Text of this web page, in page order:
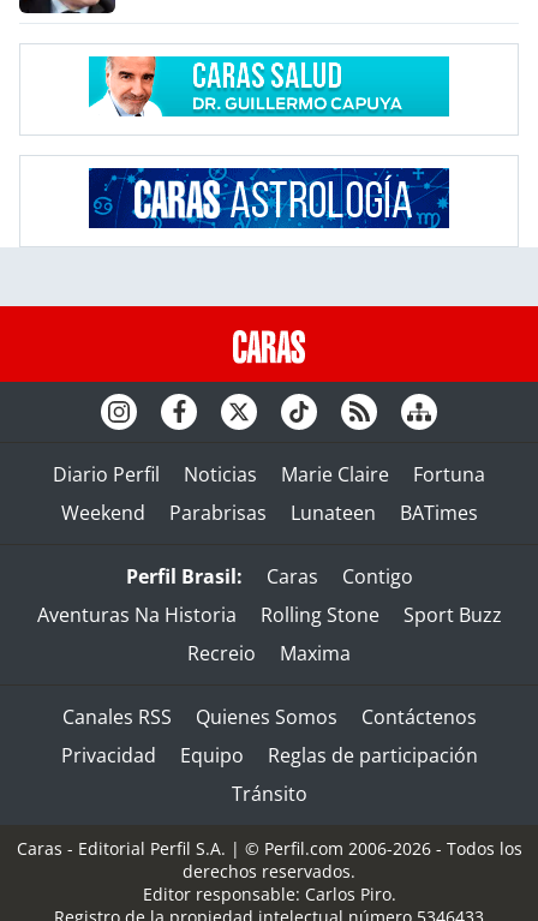
Diario Perfil Noticias Marie Claire
Fortuna
Weekend
Parabrisas Lunateen BATimes
Perfil Brasil: Caras
Contigo
Aventuras Na Historia
Rolling Stone
Sport Buzz
Recreio
Maxima
Canales RSS Quienes Somos
Contáctenos
Privacidad
Equipo
Reglas de participación
Tránsito
Caras - Editorial Perfil S.A. | © Perfil.com 2006-2026 - Todos los
derechos reservados.
Editor responsable: Carlos Piro.
Registro de la propiedad intelectual número 5346433